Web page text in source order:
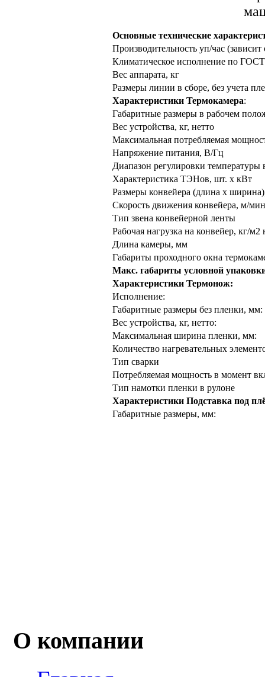
Основные технические
Производительность уп/час
Климатическое исполнение по
Вес аппарата, кг
Размеры линии в сборе, без учета
Характеристики Термокамера:
Габаритные размеры в рабочем
Вес устройства, кг, нетто
Максимальная потребляемая
Напряжение питания, В/Гц
Диапазон регулировки температуры
Характеристика ТЭНов, шт. х кВт
Размеры конвейера (длина х
Скорость движения конвейера, м/
Тип звена конвейерной ленты
Рабочая нагрузка на конвейер, кг/м2
Длина камеры, мм
Габариты проходного окна
Макс. габариты условной
Характеристики Термонож:
Исполнение:
Габаритные размеры без пленки, мм:
Вес устройства, кг, нетто:
Максимальная ширина пленки, мм:
Количество нагревательных
Тип сварки
Потребляемая мощность в момент
Тип намотки пленки в рулоне
Характеристики Подставка под
Габаритные размеры, мм:
О компании